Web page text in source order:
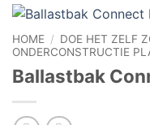
HOME / DOE HET ZELF
ONDERCONSTRUCTIE
Ballastbak